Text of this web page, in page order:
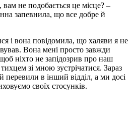
не подобається це місце? –
запевнила, що все добре й
і вона повідомила, що халяви я не
Вона мені просто завжди
ніхто не запідозрив про наш
зі мною зустрічатися. Зараз
в інший відділ, а ми досі
своїх стосунків.